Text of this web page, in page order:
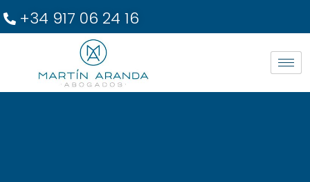
+34 917 06 24 16